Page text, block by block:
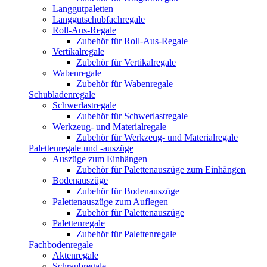
Langgutpaletten
Langgutschubfachregale
Roll-Aus-Regale
Zubehör für Roll-Aus-Regale
Vertikalregale
Zubehör für Vertikalregale
Wabenregale
Zubehör für Wabenregale
Schubladenregale
Schwerlastregale
Zubehör für Schwerlastregale
Werkzeug- und Materialregale
Zubehör für Werkzeug- und Materialregale
Palettenregale und -auszüge
Auszüge zum Einhängen
Zubehör für Palettenauszüge zum Einhängen
Bodenauszüge
Zubehör für Bodenauszüge
Palettenauszüge zum Auflegen
Zubehör für Palettenauszüge
Palettenregale
Zubehör für Palettenregale
Fachbodenregale
Aktenregale